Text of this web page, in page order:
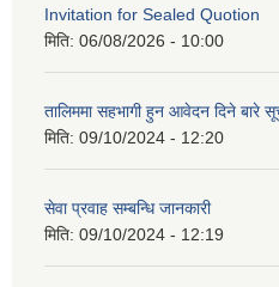
Invitation for Sealed Quotion
मिति: 06/08/2026 - 10:00
तालिममा सहभागी हुन आवेदन दिने बारे
मिति: 09/10/2024 - 12:20
सेवा प्रवाह सम्बन्धि जानकारी
मिति: 09/10/2024 - 12:19